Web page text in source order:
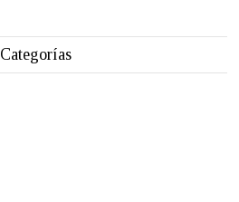
Categorías